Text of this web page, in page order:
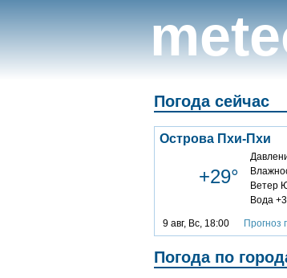
Погода сейчас
Острова Пхи-Пхи
+29°
Ветер
Вода
9 авг, Вс, 18:00 Прогноз
Погода по